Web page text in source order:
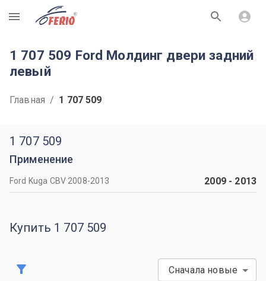
R
1 707 509 Ford Молдинг двери задний
левый
Главная / 1 707 509
1 707 509
Применение
Ford Kuga CBV 2008-2013 2009- 2013
Купить 1 707 509
Сначала новые